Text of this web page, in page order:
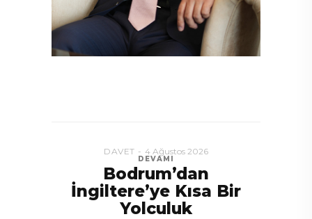
DEVAMI
DAVET 4 Ağustos 2026
Bodrum’dan
İngiltere’ye Kısa Bir
Yolculuk